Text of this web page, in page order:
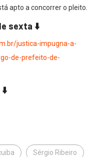
apto a concorrer o pleito.
sexta ⬇️
justica-impugna-a-
de-prefeito-de-
⬇️
Sérgio Ribeiro